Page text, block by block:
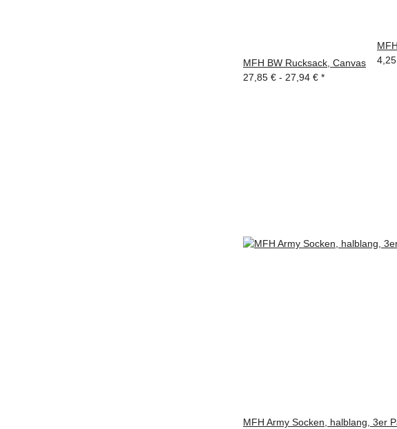
MFH BW Rucksack, Canvas
27,85 € - 27,94 € *
MFH Army Socken, halblang, 3er